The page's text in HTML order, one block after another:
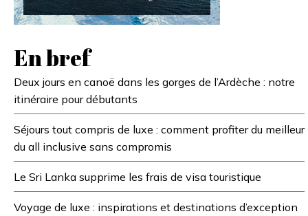
En bref
Deux jours en canoë dans les gorges de l’Ardèche : notre
itinéraire pour débutants
Séjours tout compris de luxe : comment profiter du meilleur
du all inclusive sans compromis
Le Sri Lanka supprime les frais de visa touristique
Voyage de luxe : inspirations et destinations d’exception